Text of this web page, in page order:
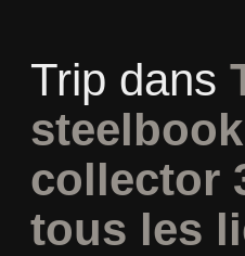
Trip dans
collector
tous les